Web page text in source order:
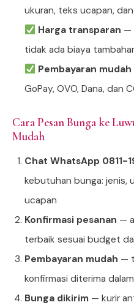
ukuran, teks ucapan,
Harga transparan —
tidak ada biaya
Pembayaran mudah
GoPay, OVO, Dana, dan
Cara Pesan Bunga ke
Mudah
Chat WhatsApp 0811-
kebutuhan bunga: jenis,
ucapan
Konfirmasi pesanan —
terbaik sesuai budget
Pembayaran mudah —
konfirmasi diterima
Bunga dikirim — kurir